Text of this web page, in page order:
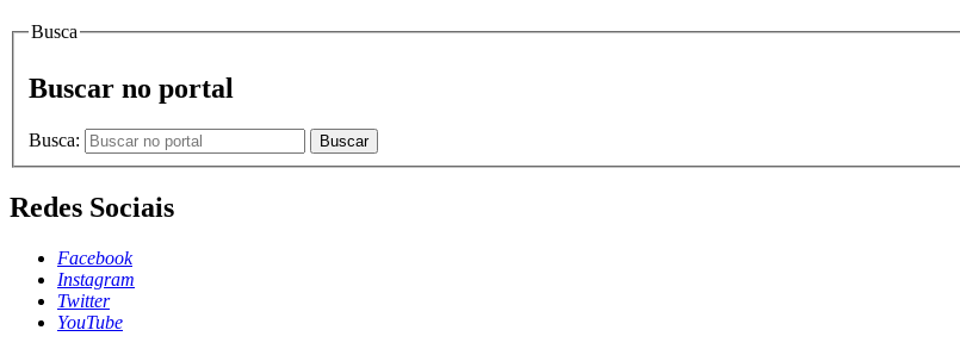
Busca
Buscar no portal
Busca: Buscar
Redes Sociais
Facebook
Instagram
Twitter
YouTube